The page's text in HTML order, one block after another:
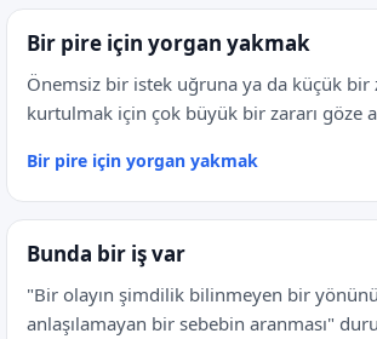
Bir pire için yorgan yakmak
Önemsiz bir istek uğruna ya da küçük bir
kurtulmak için çok büyük bir zararı göze
Bir pire için yorgan yakmak
Bunda bir iş var
"Bir olayın şimdilik bilinmeyen bir
anlaşılamayan bir sebebin aranması"